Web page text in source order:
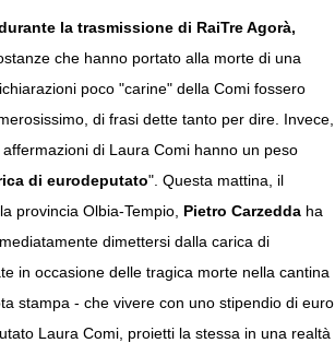
la trasmissione di RaiTre Agorà,
che hanno portato alla morte di una
poco "carine" della Comi fossero
di frasi dette tanto per dire. Invece,
di Laura Comi hanno un peso
di eurodeputato". Questa mattina, il
provincia Olbia-Tempio, Pietro Carzedda ha
dimettersi dalla carica di
in occasione delle tragica morte nella cantina
stampa - che vivere con uno stipendio di euro
Laura Comi, proietti la stessa in una realtà